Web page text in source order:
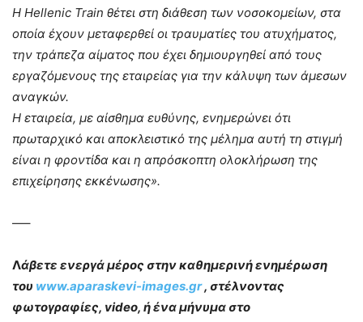
Η Hellenic Train θέτει στη διάθεση των νοσοκομείων, στα
οποία έχουν μεταφερθεί οι τραυματίες του ατυχήματος,
την τράπεζα αίματος που έχει δημιουργηθεί από τους
εργαζόμενους της εταιρείας για την κάλυψη των άμεσων
αναγκών.
Η εταιρεία, με αίσθημα ευθύνης, ενημερώνει ότι
πρωταρχικό και αποκλειστικό της μέλημα αυτή τη στιγμή
είναι η φροντίδα και η απρόσκοπτη ολοκλήρωση της
επιχείρησης εκκένωσης».
—–
Λάβετε ενεργά μέρος στην καθημερινή ενημέρωση
του www.aparaskevi-images.gr, στέλνοντας
φωτογραφίες, video, ή ένα μήνυμα στο